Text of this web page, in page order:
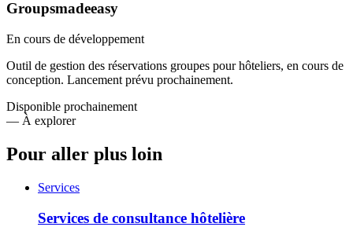
Groupsmadeeasy
En cours de développement
Outil de gestion des réservations groupes pour hôteliers, en cours de
conception. Lancement prévu prochainement.
Disponible prochainement
— À explorer
Pour aller plus loin
Services
Services de consultance hôtelière